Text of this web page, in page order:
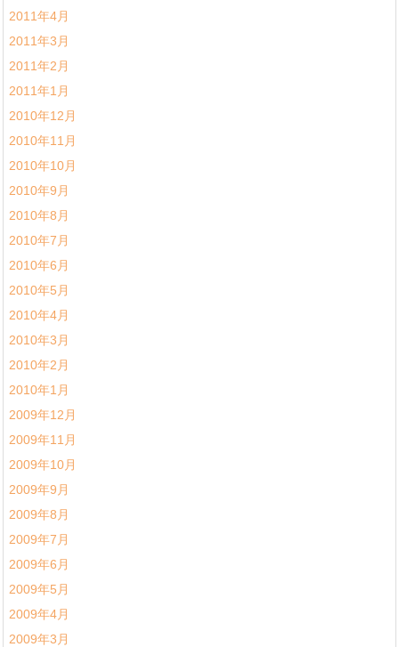
2011年4月
2011年3月
2011年2月
2011年1月
2010年12月
2010年11月
2010年10月
2010年9月
2010年8月
2010年7月
2010年6月
2010年5月
2010年4月
2010年3月
2010年2月
2010年1月
2009年12月
2009年11月
2009年10月
2009年9月
2009年8月
2009年7月
2009年6月
2009年5月
2009年4月
2009年3月